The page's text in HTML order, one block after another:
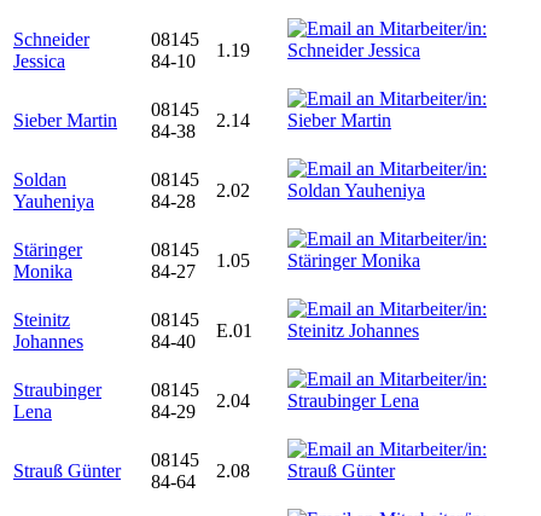
Schneider
Jessica
08145
84-10
1.19
Sieber Martin
08145
84-38
2.14
Soldan
Yauheniya
08145
84-28
2.02
Stäringer
Monika
08145
84-27
1.05
Steinitz
Johannes
08145
84-40
E.01
Straubinger
Lena
08145
84-29
2.04
Strauß Günter
08145
84-64
2.08